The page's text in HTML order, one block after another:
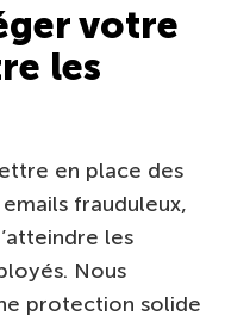
votre
les
en place des
frauduleux,
les
Nous
protection solide